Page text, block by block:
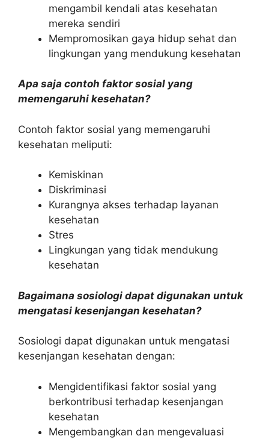
mengambil kendali atas kesehatan
mereka sendiri
Mempromosikan gaya hidup sehat dan
lingkungan yang mendukung kesehatan
Apa saja contoh faktor sosial yang
memengaruhi kesehatan?
Contoh faktor sosial yang memengaruhi
kesehatan meliputi:
Kemiskinan
Diskriminasi
Kurangnya akses terhadap layanan
kesehatan
Stres
Lingkungan yang tidak mendukung
kesehatan
Bagaimana sosiologi dapat digunakan untuk
mengatasi kesenjangan kesehatan?
Sosiologi dapat digunakan untuk mengatasi
kesenjangan kesehatan dengan:
Mengidentifikasi faktor sosial yang
berkontribusi terhadap kesenjangan
kesehatan
Mengembangkan dan mengevaluasi